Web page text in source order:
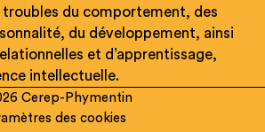
troubles du comportement, des
du développement, ainsi
et d’apprentissage,
intellectuelle.
Cerep-Phymentin
des cookies